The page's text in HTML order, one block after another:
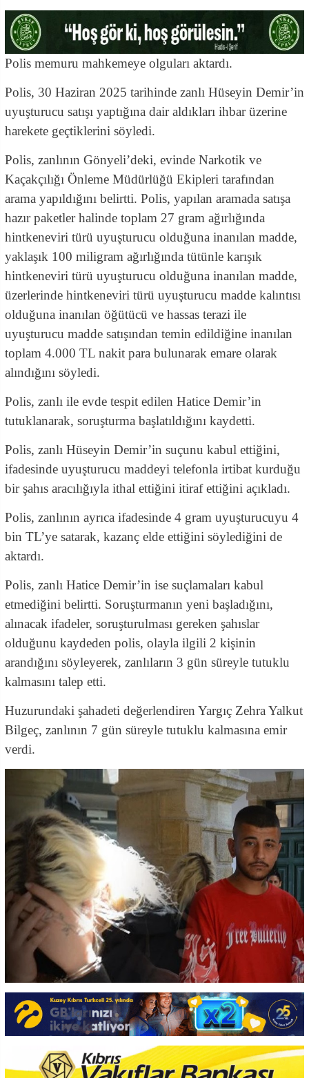
Polis memuru mahkemeye olguları aktardı.
Polis, 30 Haziran 2025 tarihinde zanlı Hüseyin Demir’in
uyuşturucu satışı yaptığına dair aldıkları ihbar üzerine
harekete geçtiklerini söyledi.
Polis, zanlının Gönyeli’deki, evinde Narkotik ve
Kaçakçılığı Önleme Müdürlüğü Ekipleri tarafından
arama yapıldığını belirtti. Polis, yapılan aramada satışa
hazır paketler halinde toplam 27 gram ağırlığında
hintkeneviri türü uyuşturucu olduğuna inanılan madde,
yaklaşık 100 miligram ağırlığında tütünle karışık
hintkeneviri türü uyuşturucu olduğuna inanılan madde,
üzerlerinde hintkeneviri türü uyuşturucu madde kalıntısı
olduğuna inanılan öğütücü ve hassas terazi ile
uyuşturucu madde satışından temin edildiğine inanılan
toplam 4.000 TL nakit para bulunarak emare olarak
alındığını söyledi.
Polis, zanlı ile evde tespit edilen Hatice Demir’in
tutuklanarak, soruşturma başlatıldığını kaydetti.
Polis, zanlı Hüseyin Demir’in suçunu kabul ettiğini,
ifadesinde uyuşturucu maddeyi telefonla irtibat kurduğu
bir şahıs aracılığıyla ithal ettiğini itiraf ettiğini açıkladı.
Polis, zanlının ayrıca ifadesinde 4 gram uyuşturucuyu 4
bin TL’ye satarak, kazanç elde ettiğini söylediğini de
aktardı.
Polis, zanlı Hatice Demir’in ise suçlamaları kabul
etmediğini belirtti. Soruşturmanın yeni başladığını,
alınacak ifadeler, soruşturulması gereken şahıslar
olduğunu kaydeden polis, olayla ilgili 2 kişinin
arandığını söyleyerek, zanlıların 3 gün süreyle tutuklu
kalmasını talep etti.
Huzurundaki şahadeti değerlendiren Yargıç Zehra Yalkut
Bilgeç, zanlının 7 gün süreyle tutuklu kalmasına emir
verdi.